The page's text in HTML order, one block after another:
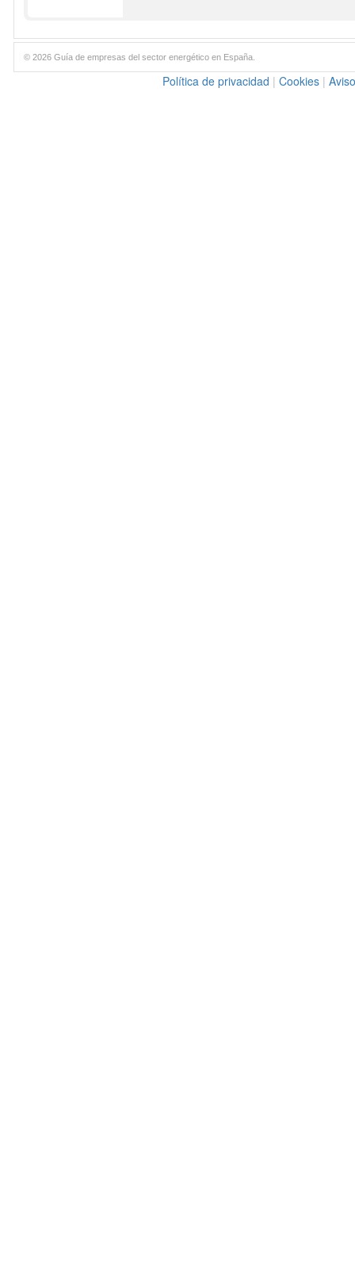
© 2026 Guía de empresas del sector energético en España.
Política de privacidad | Cookies |